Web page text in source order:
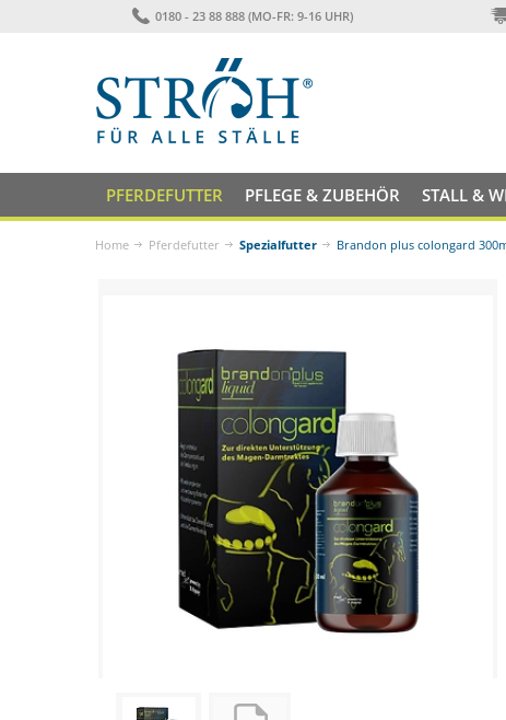
0180 - 23 88 888 (MO-FR: 9-16 UHR)
PFERDEFUTTER PFLEGE & ZUBEHÖR STALL &
Home Pferdefutter Spezialfutter Brandon plus colongard